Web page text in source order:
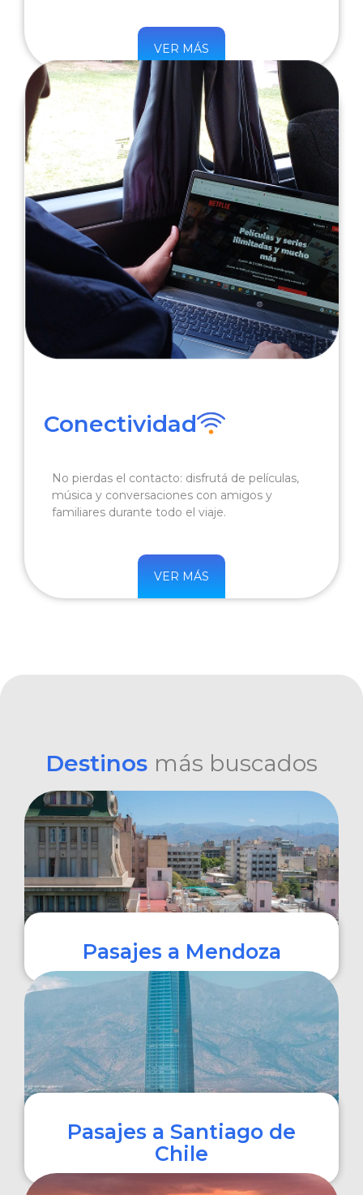
VER MÁS
Conectividad
No pierdas el contacto: disfrutá de películas,
música y conversaciones con amigos y
familiares durante todo el viaje.
VER MÁS
Destinos más buscados
Pasajes a Mendoza
COMPRAR
Pasajes a Santiago de
Chile